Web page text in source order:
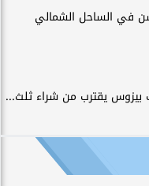
في الساحل الشمالي
بيزوس يقترب من شراء ثلث...